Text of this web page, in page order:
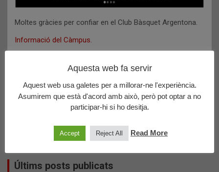
Moltes gràcies per confiar en el Club Bàsquet Argentona.
Informació del Càmpus.
Navegació
d'entrades
Cadet Masculí Interterritorial: JOVENTUT LES CORTS 06
51 – C.B. ARGENTONA NEGRE 52
Partit decisiu del Cadet Inter Territorial
Últims posts publicats
Aquesta web fa servir
Aquest web usa galetes per a millorar-ne l'experiència.
Asumirem que està d'acord amb això, però pot optar a no
participar-hi si ho desitja.
Accept Reject All Read More